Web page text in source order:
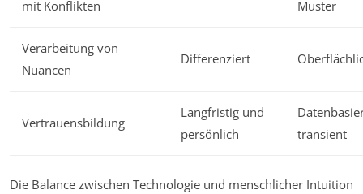
mit Konflikten
Muster
Verarbeitung von
Nuancen
Differenziert
Vertrauensbildung
Langfristig und
persönlich
transient
Die Balance zwischen Technologie und menschlicher Intuition